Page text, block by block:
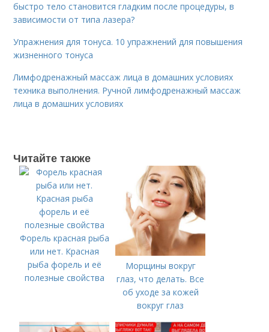
быстро тело становится гладким после процедуры, в
зависимости от типа лазера?
Упражнения для тонуса. 10 упражнений для повышения
жизненного тонуса
Лимфодренажный массаж лица в домашних условиях
техника выполнения. Ручной лимфодренажный массаж
лица в домашних условиях
Читайте также
Форель красная рыба
или нет. Красная
рыба форель и её
полезные свойства
Морщины вокруг
глаз, что делать. Все
об уходе за кожей
вокруг глаз